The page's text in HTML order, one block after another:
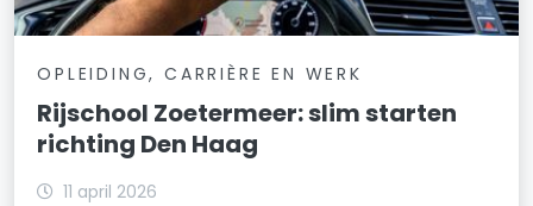
OPLEIDING, CARRIÈRE EN WERK
Rijschool Zoetermeer: slim starten
richting Den Haag
11 april 2026